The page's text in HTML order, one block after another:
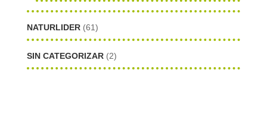
NATURLIDER (61)
SIN CATEGORIZAR (2)